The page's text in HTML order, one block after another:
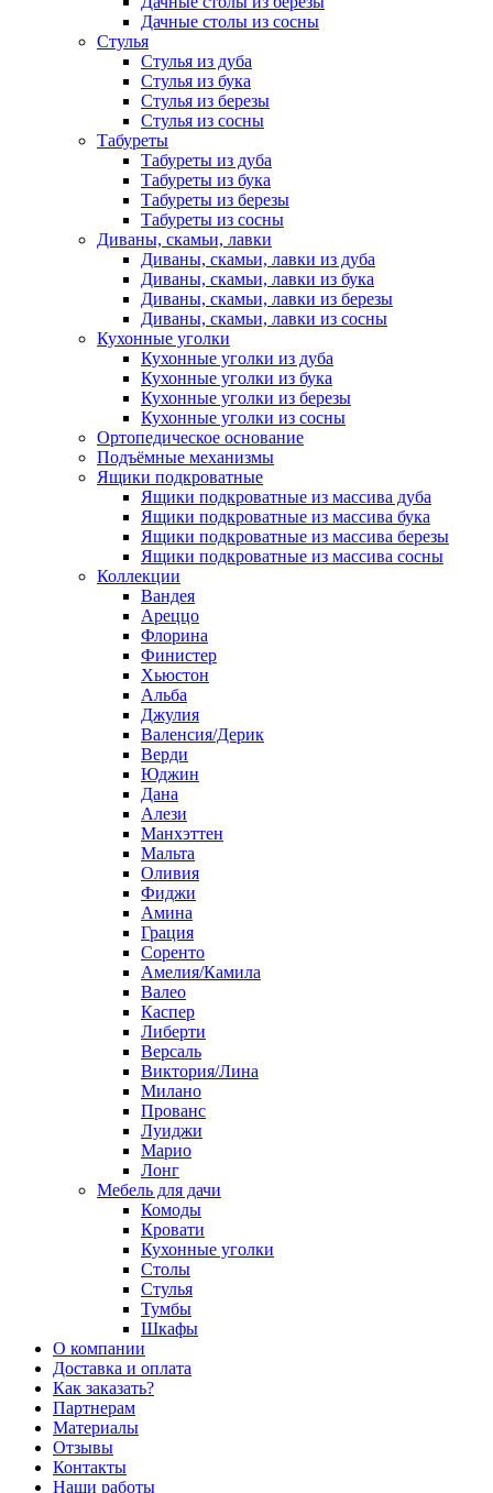
Дачные столы из сосны
Стулья
Стулья из дуба
Стулья из бука
Стулья из березы
Стулья из сосны
Табуреты
Табуреты из дуба
Табуреты из бука
Табуреты из березы
Табуреты из сосны
Диваны, скамьи, лавки
Диваны, скамьи, лавки из дуба
Диваны, скамьи, лавки из бука
Диваны, скамьи, лавки из березы
Диваны, скамьи, лавки из сосны
Кухонные уголки
Кухонные уголки из дуба
Кухонные уголки из бука
Кухонные уголки из березы
Кухонные уголки из сосны
Ортопедическое основание
Подъёмные механизмы
Ящики подкроватные
Ящики подкроватные из массива дуба
Ящики подкроватные из массива бука
Ящики подкроватные из массива березы
Ящики подкроватные из массива сосны
Коллекции
Вандея
Ареццо
Флорина
Финистер
Хьюстон
Альба
Джулия
Валенсия/Дерик
Верди
Юджин
Дана
Алези
Манхэттен
Мальта
Оливия
Фиджи
Амина
Грация
Соренто
Амелия/Камила
Валео
Каспер
Либерти
Версаль
Виктория/Лина
Милано
Прованс
Луиджи
Марио
Лонг
Мебель для дачи
Комоды
Кровати
Кухонные уголки
Столы
Стулья
Тумбы
Шкафы
О компании
Доставка и оплата
Как заказать?
Партнерам
Материалы
Отзывы
Контакты
Наши работы